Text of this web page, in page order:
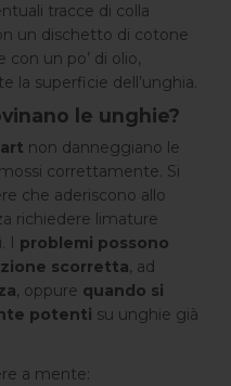
tracce di colla
un dischetto di cotone
un po’ di olio,
la superficie dell’unghia.
le unghie?
non danneggiano le
correttamente. Si
che aderiscono allo
richiedere limature
I problemi possono
scorretta, ad
, oppure quando si
potenti su unghie già
a mente: